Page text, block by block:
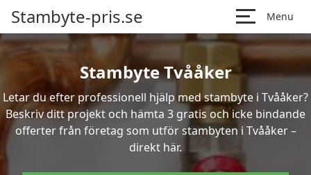
Stambyte-pris.se Menu
Stambyte Tvååker
Letar du efter professionell hjälp med stambyte i Tvååker?
Beskriv ditt projekt och hämta 3 gratis och icke bindande
offerter från företag som utför stambyten i Tvååker –
direkt här.